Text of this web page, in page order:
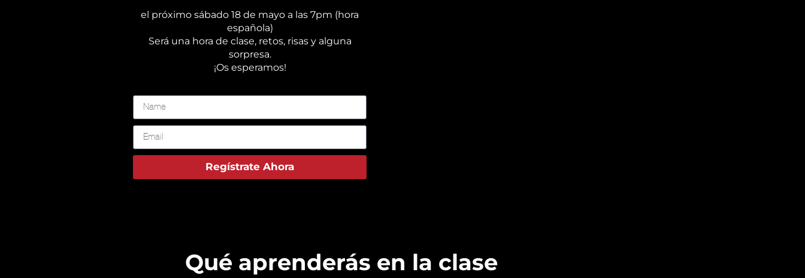
el próximo sábado 18 de mayo a las 7pm (hora
española)
Será una hora de clase, retos, risas y alguna
sorpresa.
¡Os esperamos!
Regístrate Ahora
Qué aprenderás en la clase